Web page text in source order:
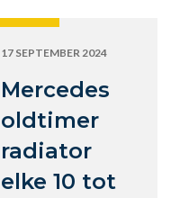
17 SEPTEMBER 2024
Mercedes
oldtimer
radiator
elke 10 tot